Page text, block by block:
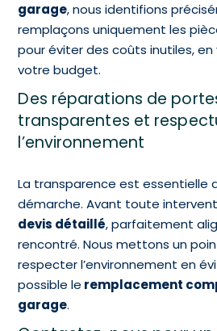
garage, nous identifions
remplaçons uniquement les
pour éviter des coûts inutiles,
votre budget.
Des réparations de
transparentes et
l’environnement
La transparence est essentielle
démarche. Avant toute
devis détaillé, parfaitement
rencontré. Nous mettons un
respecter l’environnement en
possible le remplacement
garage.